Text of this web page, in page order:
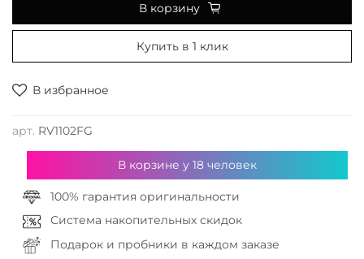
В избранное
арт. RV1102FG
В корзину
Купить в 1 клик
В корзине у 18человек
100% гарантия оригинальности
Система накопительных скидок
Подарок и пробники в каждом заказе